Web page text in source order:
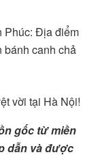
Phúc: Địa điểm
bánh canh chả
vời tại Hà Nội!
gốc từ miền
dẫn và được